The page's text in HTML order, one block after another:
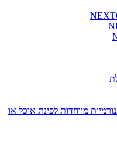
מיוחדות לפינת אוכל או